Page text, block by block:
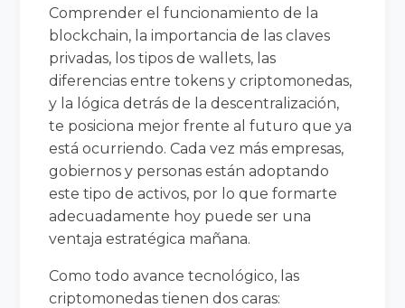
Comprender el funcionamiento de la
blockchain, la importancia de las claves
privadas, los tipos de wallets, las
diferencias entre tokens y criptomonedas,
y la lógica detrás de la descentralización,
te posiciona mejor frente al futuro que ya
está ocurriendo. Cada vez más empresas,
gobiernos y personas están adoptando
este tipo de activos, por lo que formarte
adecuadamente hoy puede ser una
ventaja estratégica mañana.
Como todo avance tecnológico, las
criptomonedas tienen dos caras: